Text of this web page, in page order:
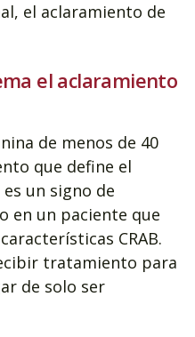
el aclaramiento de
el aclaramiento
de menos de 40
que define el
es un signo de
en un paciente que
CRAB.
tratamiento para
de solo ser